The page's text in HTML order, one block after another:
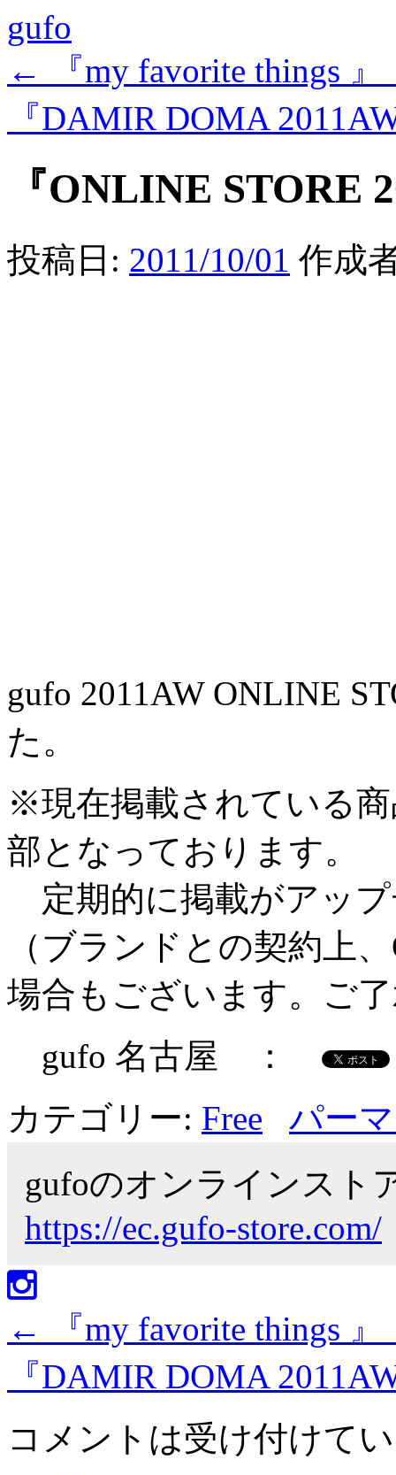
gufo
←
『my favorite things
『DAMIR DOMA
『ONLINE STORE
投稿日: 2011/10/01 作成
gufo 2011AW ONLINE
た。
※現在掲載されている
部となっております。
定期的に掲載がアッ
（ブランドとの契約上
場合もございます。ご
gufo 名古屋 ：
カテゴリー: Free
パー
gufoのオンラインスト
https://ec.gufo-store.com/
←
『my favorite things
『DAMIR DOMA
コメントは受け付けて